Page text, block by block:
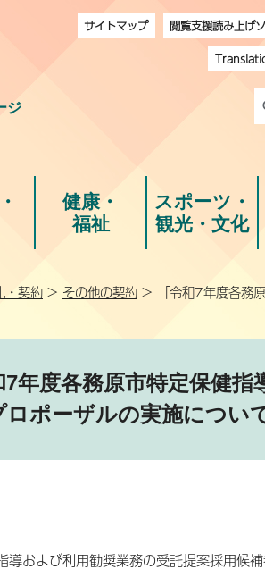
ジ
サイトマップ 閲覧支援読み上げ
健康・
福祉
スポーツ・
観光・文化
・契約 > その他の契約 > 「令和7年度各務
7年度各務原市特定保健
ロポーザルの実施につい
導および利用勧奨業務の受託提案採用候